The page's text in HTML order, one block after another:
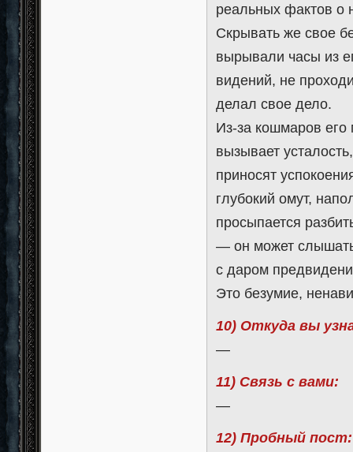
реальных фактов о
Скрывать же свое
вырывали часы из
видений, не
делал свое дело.
Из-за кошмаров
вызывает
приносят
глубокий омут,
просыпается
— он может слышать
с даром
Это безумие,
10) Откуда вы
—
11) Связь с вами:
—
12) Пробный пост: